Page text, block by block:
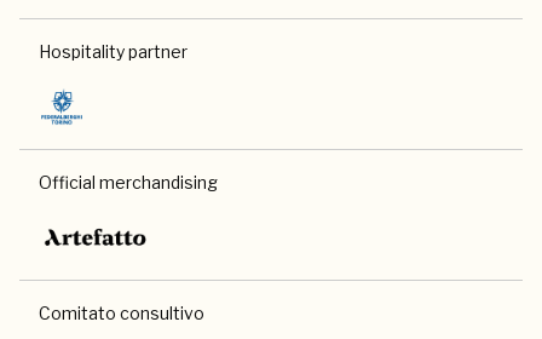
Hospitality partner
Official merchandising
Comitato consultivo